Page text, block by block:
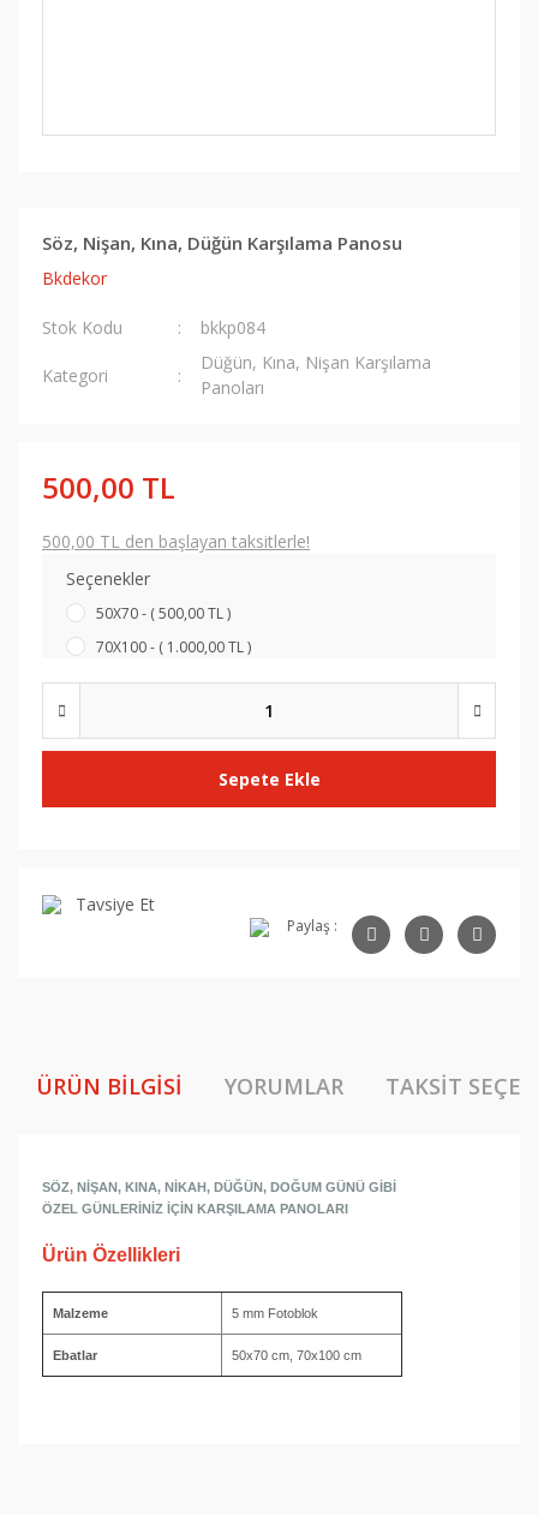
Söz, Nişan, Kına, Düğün Karşılama Panosu
Bkdekor
Stok Kodu bkkp084
Kategori
Düğün, Kına, Nişan Karşılama
Panoları
500,00 TL
500,00 TL den başlayan taksitlerle!
Seçenekler
50X70 - ( 500,00 TL )
70X100 - ( 1.000,00 TL )
Sepete Ekle
Tavsiye Et
Paylaş :
ÜRÜN BILGISI YORUMLAR TAKSIT
SÖZ, NİŞAN, KINA, NİKAH, DÜĞÜN, DOĞUM GÜNÜ GİBİ
ÖZEL GÜNLERİNİZ İÇİN KARŞILAMA PANOLARI
Ürün Özellikleri
Malzeme 5 mm Fotoblok
Ebatlar 50x70 cm, 70x100 cm